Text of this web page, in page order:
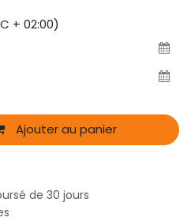
+ 02:00)
Ajouter au panier
de 30 jours